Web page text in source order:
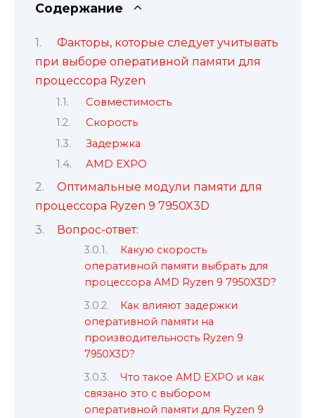
Содержание
Факторы, которые следует учитывать
при выборе оперативной памяти для
процессора Ryzen
Совместимость
Скорость
Задержка
AMD EXPO
Оптимальные модули памяти для
процессора Ryzen 9 7950X3D
Вопрос-ответ:
Какую скорость
оперативной памяти выбрать для
процессора AMD Ryzen 9 7950X3D?
Как влияют задержки
оперативной памяти на
производительность Ryzen 9
7950X3D?
Что такое AMD EXPO и как
связано это с выбором
оперативной памяти для Ryzen 9